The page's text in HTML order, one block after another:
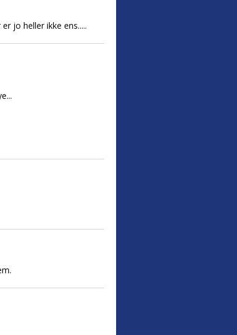
jo heller ikke ens.....